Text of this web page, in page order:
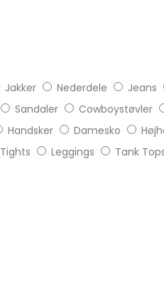
Jakker Nederdele Jeans
Sandaler Cowboystøvler
Handsker Damesko
Tights Leggings Tank